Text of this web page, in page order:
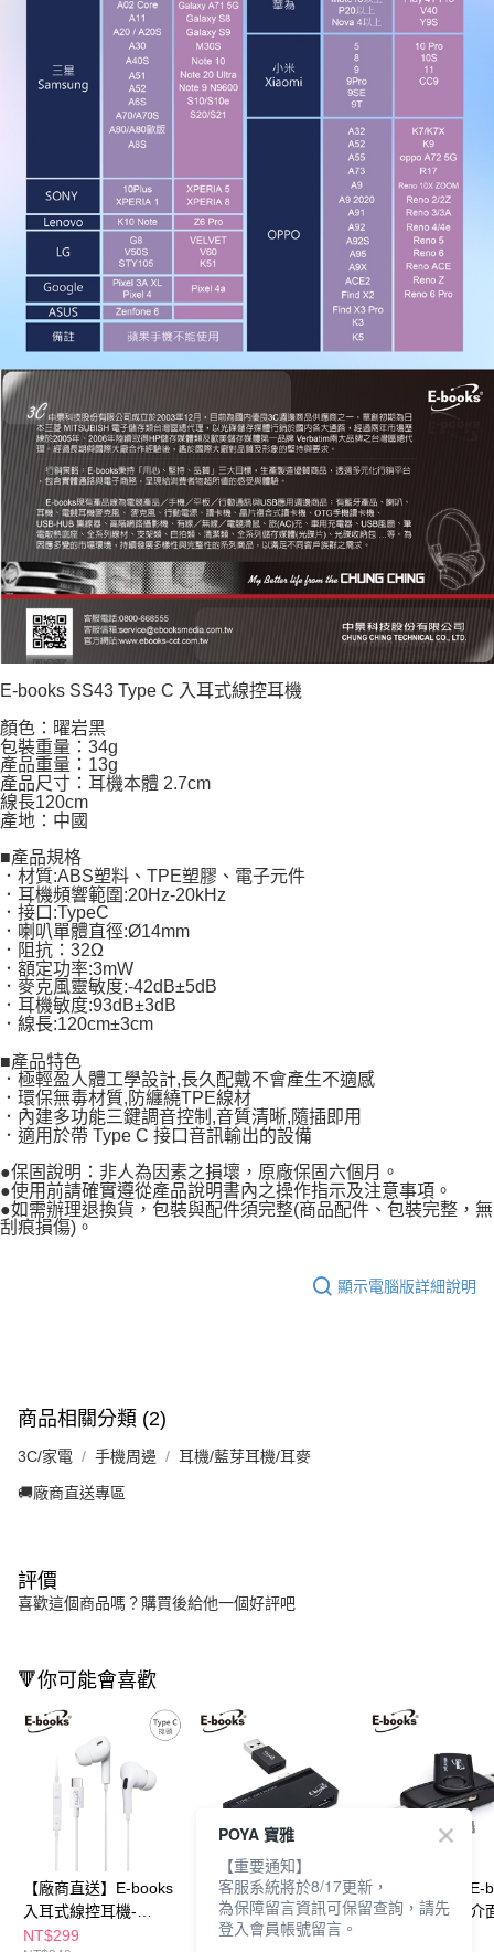
E-books SS43 Type C 入耳式線控耳機
顏色：曜岩黑
包裝重量：34g
產品重量：13g
產品尺寸：耳機本體 2.7cm
線長120cm
產地：中國
■產品規格
．材質:ABS塑料、TPE塑膠、電子元件
．耳機頻響範圍:20Hz-20kHz
．接口:TypeC
．喇叭單體直徑:Ø14mm
．阻抗：32Ω
．額定功率:3mW
．麥克風靈敏度:-42dB±5dB
．耳機敏度:93dB±3dB
．線長:120cm±3cm
■產品特色
．極輕盈人體工學設計,長久配戴不會產生不適感
．環保無毒材質,防纏繞TPE線材
．內建多功能三鍵調音控制,音質清晰,隨插即用
．適用於帶 Type C 接口音訊輸出的設備
●保固說明：非人為因素之損壞，原廠保固六個月。
●使用前請確實遵從產品說明書內之操作指示及注意事項。
●如需辦理退換貨，包裝與配件須完整(商品配件、包裝完整，無
刮痕損傷)。
顯示電腦版詳細說明
商品相關分類 (2)
3C/家電 手機周邊 耳機/藍芽耳機/耳麥
🚚廠商直送專區
評價
喜歡這個商品嗎？購買後給他一個好評吧
🔻你可能會喜歡
【廠商直送】E-books
入耳式線控耳機-
TypeC-SS41
NT$299
【廠商直送】 E-books
T42 Type C雙介面
OTG讀卡機
NT$399
【廠商直送】 E-
T35 Type C雙介
POYA 寶雅
【重要通知】
客服系統將於8/17更新，
為保障留言資訊可保留查詢，請先
登入會員帳號留言。